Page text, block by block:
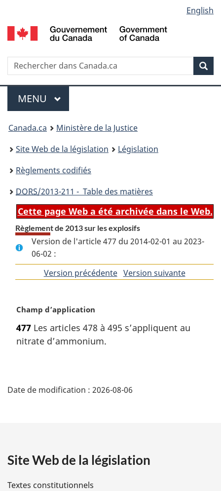
au
contenu
propos
de
la
HTML
simplifiée
selection
English
Recherche
Menu
MENU PRINCIPAL
You
are
here:
Canada.ca
Ministère de la Justice
Site Web de la législation
Législation
Règlements codifiés
DORS/2013-211 - Table des matières
Cette page Web a été archivée dans le Web.
Règlement de 2013 sur les explosifs
Version de l'article 477 du 2014-02-01 au 2023-
06-02 :
Version précédentedeVersion suivantede
N
t
e
g
Champ d’application
477 Les articles 478 à 495 s’appliquent au
nitrate d’ammonium.
é
i
l
Date de modification : 2026-08-06
Site Web de la législation
Textes constitutionnels